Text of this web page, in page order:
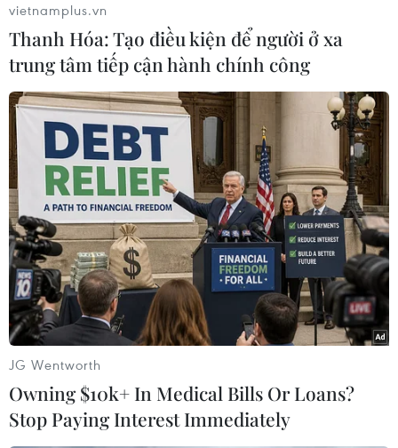
#Thủ tướng Nguyễn Xuân Phúc
#Báo điện tử Thanh niên
#Đảo nhân tạo
#Sạt lở bờ biển Hội An
#Biển Cửa Đại
TP. Đà Nẵng
Quảng Nam
Theo dõi VietnamPlus
TIN LIÊN QUAN
vietnamplus.vn
Thanh Hóa: Tạo điều kiện để người ở xa
trung tâm tiếp cận hành chính công
JG Wentworth
Owning $10k+ In Medical Bills Or Loans?
Stop Paying Interest Immediately